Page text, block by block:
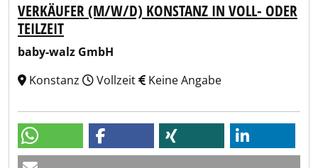
VERKÄUFER (M/W/D) KONSTANZ IN VOLL- ODER
TEILZEIT
baby-walz GmbH
Konstanz
Vollzeit Keine Angabe